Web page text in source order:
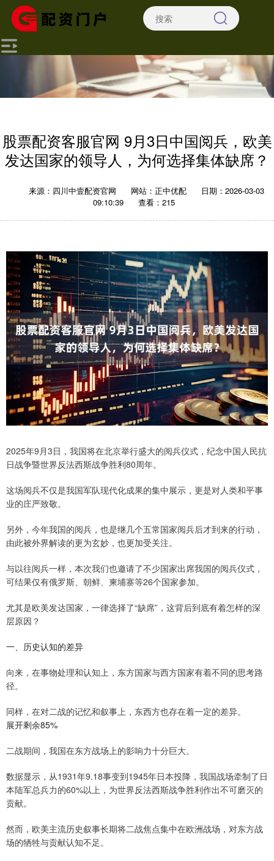
股票配资客服官网 9月3日中国阅兵，欧美
发达国家的领导人，为何选择集体缺席？
来源：四川中壹配资官网 网站：正中优配
日期：2026-03-03
09:10:39
查看：215
2025年9月3日，我国将在北京举行盛大的阅兵仪式，纪念中国人民抗
日战争暨世界反法西斯战争胜利80周年。
这场阅兵不仅是我国军队现代化成果的集中展示，更是对人类和平事
业的庄严致敬。
另外，今年我国的阅兵，也是继几个五常国家阅兵后才到来的行动，
由此被外界解读的更为玄妙，也更加受关注。
与以往阅兵一样，本次我们也邀请了不少国家出席我国的阅兵仪式，
可结果仅有俄罗斯、朝鲜、柬埔寨等26个国家参加。
尤其是欧美发达国家，一律选择了“缺席”，这背后到底有着怎样的深
层原因？
一、历史认知的差异
向来，在事物处理和认知上，东方国家与西方国家有着不同的思考路
径。
同样，在对二战的记忆和叙事上，东西方也存在着一定的差异。
展开剩余85%
二战期间，我国在东方战场上的影响力十分巨大。
数据显示，从1931年9.18事变到1945年日本投降，我国战场牵制了日
本陆军总兵力的60%以上，为世界反法西斯战争胜利作出不可磨灭的
贡献。
然而，欧美主流历史叙事长期将二战焦点集中在欧洲战场，对东方战
场的牺牲与贡献认知不足。